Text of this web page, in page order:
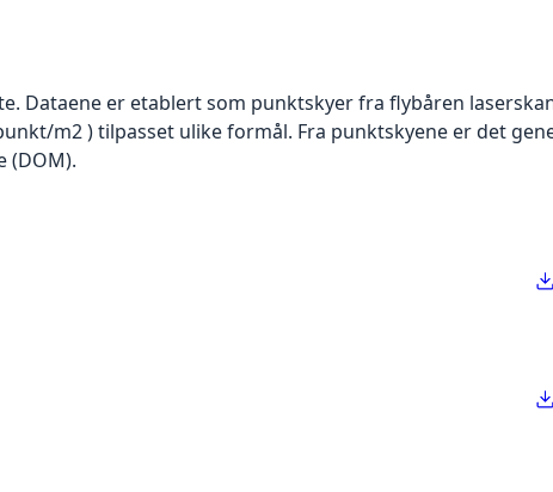
Dataene er etablert som punktskyer fra flybåren
m2 ) tilpasset ulike formål. Fra punktskyene er det
(DOM).